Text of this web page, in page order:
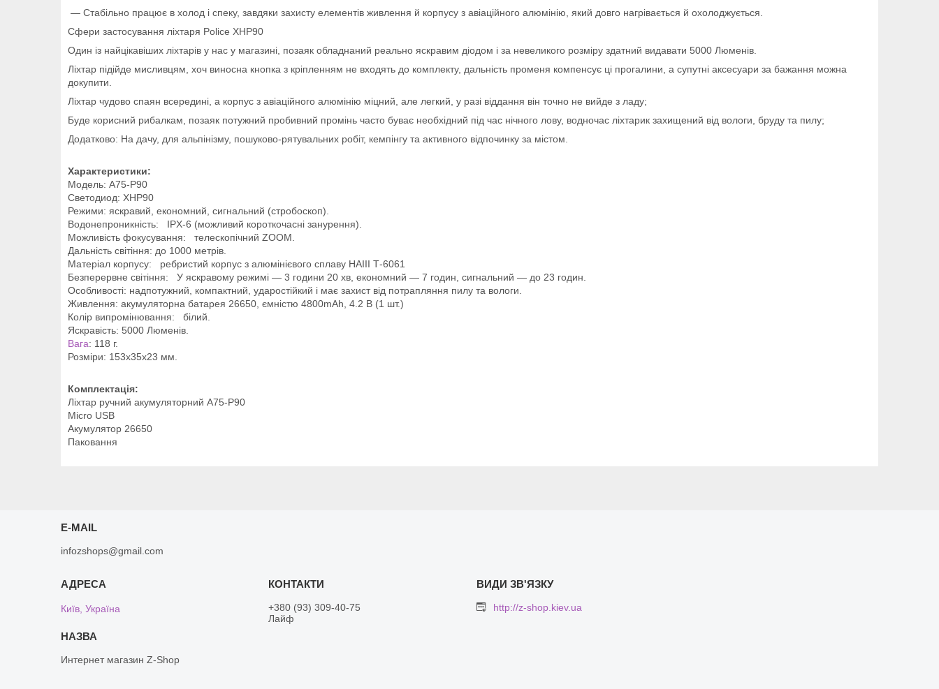
— Стабільно працює в холод і спеку, завдяки захисту елементів живлення й корпусу з авіаційного алюмінію, який довго нагрівається й охолоджується.
Сфери застосування ліхтаря Police XHP90
Один із найцікавіших ліхтарів у нас у магазині, позаяк обладнаний реально яскравим діодом і за невеликого розміру здатний видавати 5000 Люменів.
Ліхтар підійде мисливцям, хоч виносна кнопка з кріпленням не входять до комплекту, дальність променя компенсує ці прогалини, а супутні аксесуари за бажання можна
докупити.
Ліхтар чудово спаян всередині, а корпус з авіаційного алюмінію міцний, але легкий, у разі віддання він точно не вийде з ладу;
Буде корисний рибалкам, позаяк потужний пробивний промінь часто буває необхідний під час нічного лову, водночас ліхтарик захищений від вологи, бруду та пилу;
Додатково: На дачу, для альпінізму, пошуково-рятувальних робіт, кемпінгу та активного відпочинку за містом.
Характеристики:
Модель: A75-P90
Светодиод: XHP90
Режими: яскравий, економний, сигнальний (стробоскоп).
Водонепроникність: IPX-6 (можливий короткочасні занурення).
Можливість фокусування: телескопічний ZOOM.
Дальність світіння: до 1000 метрів.
Матеріал корпусу: ребристий корпус з алюмінієвого сплаву HAIII Т-6061
Безперервне світіння: У яскравому режимі — 3 години 20 хв, економний — 7 годин, сигнальний — до 23 годин.
Особливості: надпотужний, компактний, ударостійкий і має захист від потрапляння пилу та вологи.
Живлення: акумуляторна батарея 26650, ємністю 4800mAh, 4.2 В (1 шт.)
Колір випромінювання: білий.
Яскравість: 5000 Люменів.
Вага: 118 г.
Розміри: 153х35х23 мм.
Комплектація:
Ліхтар ручний акумуляторний A75-P90
Micro USB
Акумулятор 26650
Паковання
E-MAIL
infozshops@gmail.com
Київ, Україна
Интернет магазин Z-Shop
+380 (93) 309-40-75
Лайф
http://z-shop.kiev.ua